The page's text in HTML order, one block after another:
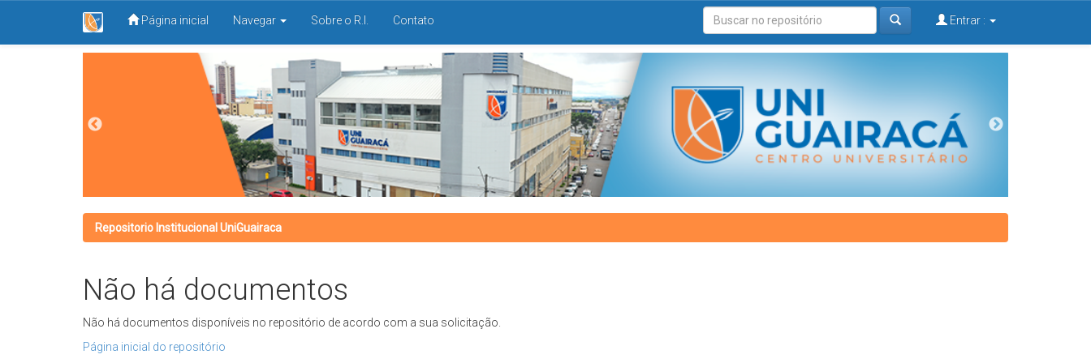
Página inicial Navegar Sobre o R.I. Contato Entrar :
Repositorio Institucional UniGuairaca
Não há documentos
Não há documentos disponíveis no repositório de acordo com a sua solicitação.
Página inicial do repositório